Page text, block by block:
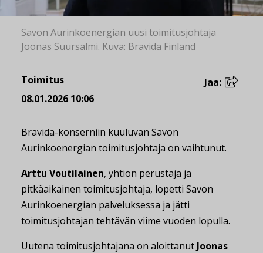
Savon Aurinkoenergian uusi toimitusjohtaja
Joonas Suursalmi. Kuva: Bravida Finland
Toimitus
08.01.2026 10:06
Jaa:
Bravida-konserniin kuuluvan Savon
Aurinkoenergian toimitusjohtaja on vaihtunut.
Arttu Voutilainen, yhtiön perustaja ja
pitkäaikainen toimitusjohtaja, lopetti Savon
Aurinkoenergian palveluksessa ja jätti
toimitusjohtajan tehtävän viime vuoden lopulla.
Uutena toimitusjohtajana on aloittanut Joonas